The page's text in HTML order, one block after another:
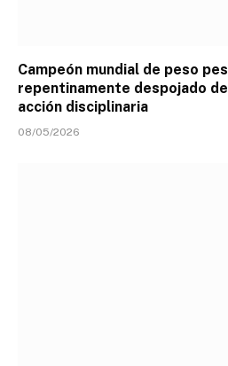
Campeón mundial de peso
repentinamente despojado
acción disciplinaria
08/05/2026